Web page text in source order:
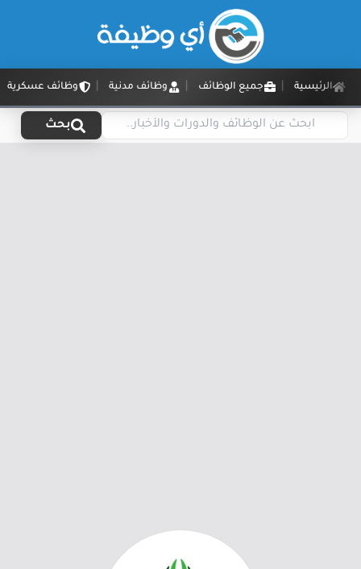
الرئيسية جميع الوظائف وظائف مدنية وظائف عسكرية
بحث